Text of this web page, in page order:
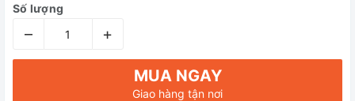
Số lượng
– +
MUA NGAY
Giao hàng tận nơi